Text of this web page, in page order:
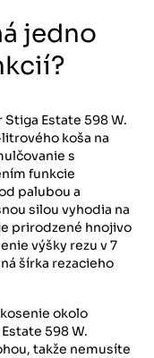
jedno
Estate 598 W.
koša na
s
funkcie
palubou a
silou vyhodia na
prirodzené hnojivo
výšky rezu v 7
šírka rezacieho
okolo
598 W.
takže nemusíte